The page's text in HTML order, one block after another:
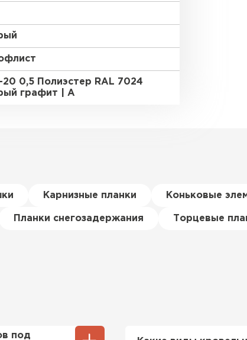
20 0,5 Полиэстер RAL 7024
графит | A
Карнизные планки Коньковые
Планки снегозадержания Торцевые
под